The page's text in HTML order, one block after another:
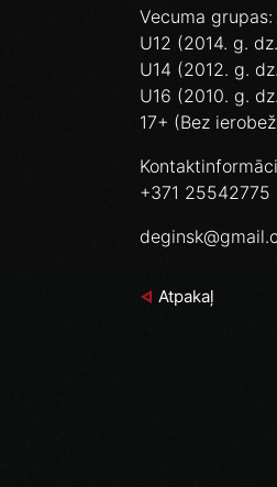
Vecuma grupas:
U12 (2014. g.
U14 (2012. g.
U16 (2010. g.
17+ (Bez
+371 25542775
Atpakaļ